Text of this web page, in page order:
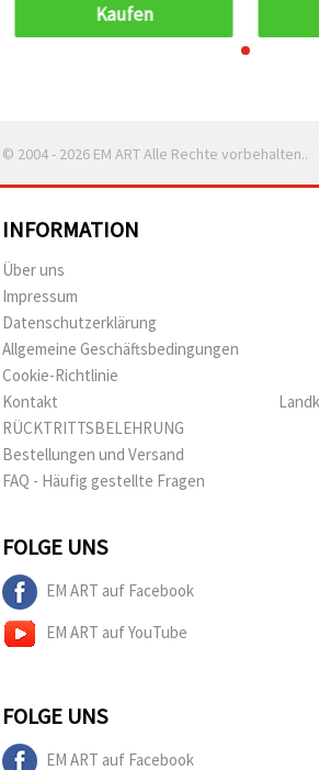
Kaufen
© 2004 - 2026 EM ART Alle Rechte vorbehalten..
INFORMATION
Über uns
Impressum
Datenschutzerklärung
Allgemeine Geschäftsbedingungen
Cookie-Richtlinie
Kontakt
RÜCKTRITTSBELEHRUNG
Bestellungen und Versand
FAQ - Häufig gestellte Fragen
FOLGE UNS
EM ART auf Facebook
EM ART auf YouTube
FOLGE UNS
EM ART auf Facebook